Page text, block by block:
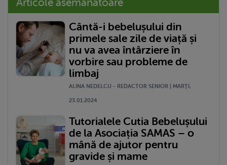
Cântă-i bebelușului din
primele sale zile de viață și
nu va avea întârziere în
vorbire sau probleme de
limbaj
ALINA NEDELCU - REDACTOR SENIOR | MARŢI,
23.01.2024
Tutorialele Cutia Bebelușului
de la Asociația SAMAS – o
mână de ajutor pentru
gravide și mame